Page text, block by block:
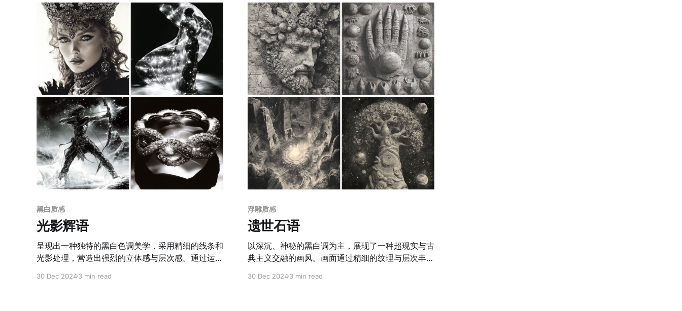
黑白质感
光影辉语
呈现出一种独特的黑白色调美学，采用精细的线条和
光影处理，营造出强烈的立体感与层次感。通过运用
来刻画人物面部的轮廓与质感，使细节更加鲜明且生
30 Dec 20243 min read
浮雕质感
遗世石语
以深沉、神秘的黑白调为主，展现了一种超现实与古
典主义交融的画风。画面通过精细的纹理与层次丰富
杂，尤其是在建筑、雕刻和纹饰的表现上，体现了极
30 Dec 20243 min read